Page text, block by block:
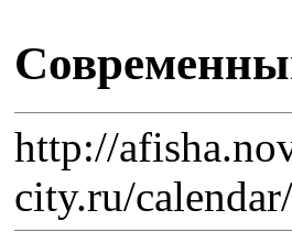
http://
city.ru/